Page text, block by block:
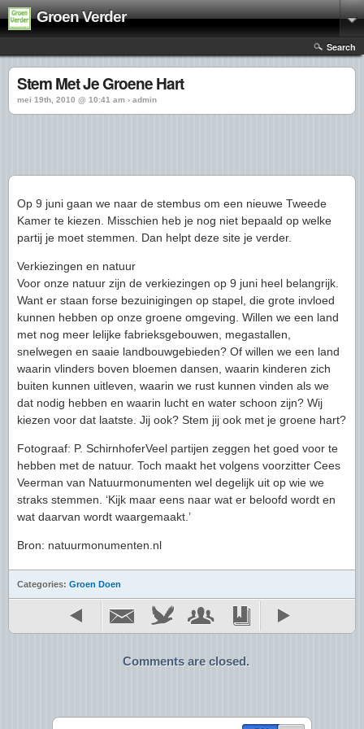
Groen Verder
Search
Stem Met Je Groene Hart
mei 19th, 2010 @ 10:41 am › admin
Op 9 juni gaan we naar de stembus om een nieuwe Tweede
Kamer te kiezen. Misschien heb je nog niet bepaald op welke
partij je moet stemmen. Dan helpt deze site je verder.
Verkiezingen en natuur
Voor onze natuur zijn de verkiezingen op 9 juni heel belangrijk.
Want er staan forse bezuinigingen op stapel, die grote invloed
kunnen hebben op onze groene omgeving. Willen we een land
met nog meer lelijke fabrieksgebouwen, megastallen,
snelwegen en saaie landbouwgebieden? Of willen we een land
waarin vlinders boven bloemen dansen, waarin kinderen zich
buiten kunnen uitleven, waarin we rust kunnen vinden als we
dat nodig hebben en waarin lucht en water schoon zijn? Wij
kiezen voor dat laatste. Jij ook? Stem jij ook met je groene hart?
Fotograaf: P. SchirnhoferVeel partijen zeggen het goed voor te
hebben met de natuur. Toch maakt het volgens voorzitter Cees
Veerman van Natuurmonumenten wel degelijk uit op wie we
straks stemmen. ‘Kijk maar eens naar wat er beloofd wordt en
wat daarvan wordt waargemaakt.’
Bron: natuurmonumenten.nl
Categories: Groen Doen
Comments are closed.